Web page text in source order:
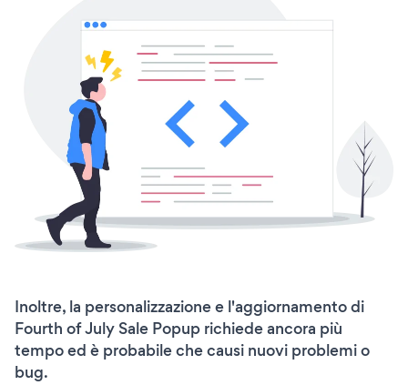
Inoltre, la personalizzazione e l'aggiornamento di
Fourth of July Sale Popup richiede ancora più
tempo ed è probabile che causi nuovi problemi o
bug.